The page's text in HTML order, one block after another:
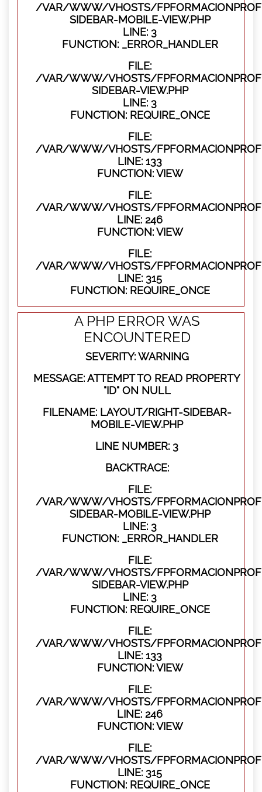
/VAR/WWW/VHOSTS/
SIDEBAR-MOBILE-VIEW.PHP
LINE: 3
FUNCTION: _ERROR_HANDLER
FILE:
/VAR/WWW/VHOSTS/
SIDEBAR-VIEW.PHP
LINE: 3
FUNCTION: REQUIRE_ONCE
FILE:
/VAR/WWW/VHOSTS/
LINE: 133
FUNCTION: VIEW
FILE:
/VAR/WWW/VHOSTS/
LINE: 246
FUNCTION: VIEW
FILE:
/VAR/WWW/VHOSTS/
LINE: 315
FUNCTION: REQUIRE_ONCE
A PHP ERROR WAS
ENCOUNTERED
SEVERITY: WARNING
MESSAGE: ATTEMPT TO READ PROPERTY
"ID" ON NULL
FILENAME: LAYOUT/RIGHT-SIDEBAR-
MOBILE-VIEW.PHP
LINE NUMBER: 3
BACKTRACE:
FILE:
/VAR/WWW/VHOSTS/
SIDEBAR-MOBILE-VIEW.PHP
LINE: 3
FUNCTION: _ERROR_HANDLER
FILE:
/VAR/WWW/VHOSTS/
SIDEBAR-VIEW.PHP
LINE: 3
FUNCTION: REQUIRE_ONCE
FILE:
/VAR/WWW/VHOSTS/
LINE: 133
FUNCTION: VIEW
FILE:
/VAR/WWW/VHOSTS/
LINE: 246
FUNCTION: VIEW
FILE:
/VAR/WWW/VHOSTS/
LINE: 315
FUNCTION: REQUIRE_ONCE